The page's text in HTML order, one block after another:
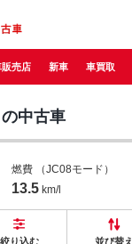
売店 新車 車買取
中古車
燃費 （JC08モード）
13.5 km/l
絞り込む 並び替え